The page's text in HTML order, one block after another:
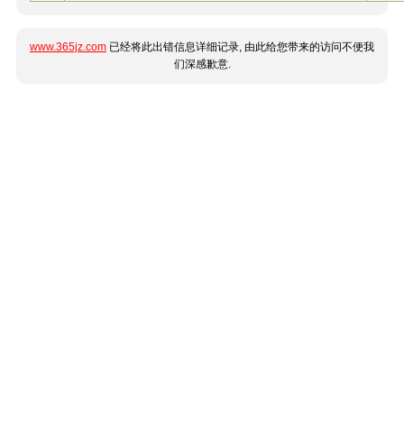
www.365jz.com 已经将此出错信息详细记录, 由此给您带来的访问不便我
们深感歉意.